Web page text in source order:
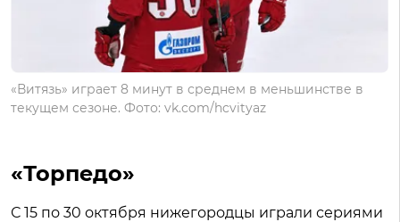
«Витязь» играет 8 минут в среднем в меньшинстве в
текущем сезоне. Фото: vk.com/hcvityaz
«Торпедо»
С 15 по 30 октября нижегородцы играли сериями